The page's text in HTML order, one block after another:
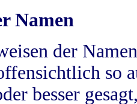
Namen
der
so
besser